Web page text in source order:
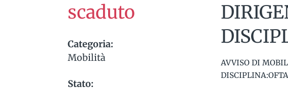
AVVISO DI
scaduto
Categoria:
Mobilità
Stato: